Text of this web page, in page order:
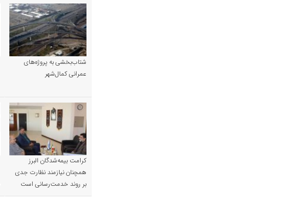
شتاب‌بخشی به پروژه‌های
عمرانی کمال‌شهر
کرامت بیمه‌شدگان البرز
همچنان نیازمند نظارت جدی
بر روند خدمت‌رسانی است